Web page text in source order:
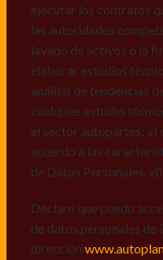
Declaro que puedo
de datos personales de
dirección
manifiesto que he sido
a conocer, actualizar,
prueba: i) de
quejas y/o reclamos en
atención:
responsables, para
datos conforme lo
ejecutar los contratos
las autoridades
lavado de activos o la
elaborar estudios
análisis de tendencias
cualquier estudio
el sector autopartes; v)
acuerdo a las
de Datos Personales,
Declaro que puedo
de datos personales de
dirección